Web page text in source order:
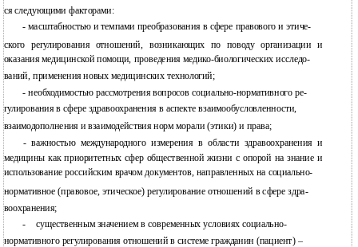
ся следующими факторами:
- масштабностью и темпами преобразования в сфере правового и этиче-
ского регулирования отношений, возникающих по поводу организации и
оказания медицинской помощи, проведения медико-биологических исследо-
ваний, применения новых медицинских технологий;
- необходимостью рассмотрения вопросов социально-нормативного ре-
гулирования в сфере здравоохранения в аспекте взаимообусловленности,
взаимодополнения и взаимодействия норм морали (этики) и права;
- важностью международного измерения в области здравоохранения и
медицины как приоритетных сфер общественной жизни с опорой на знание и
использование российским врачом документов, направленных на социально-
нормативное (правовое, этическое) регулирование отношений в сфере здра-
воохранения;
-
существенным значением в современных условиях социально-
нормативного регулирования отношений в системе гражданин (пациент) –